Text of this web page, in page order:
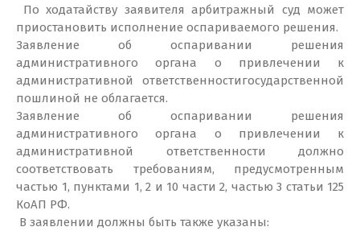
По ходатайству заявителя арбитражный суд может
приостановить исполнение оспариваемого решения.
Заявление об оспаривании решения
административного органа о привлечении к
административной ответственностигосударственной
пошлиной не облагается.
Заявление об оспаривании решения
административного органа о привлечении к
административной ответственности должно
соответствовать требованиям, предусмотренным
частью 1, пунктами 1, 2 и 10 части 2, частью 3 статьи 125
КоАП РФ.
В заявлении должны быть также указаны: